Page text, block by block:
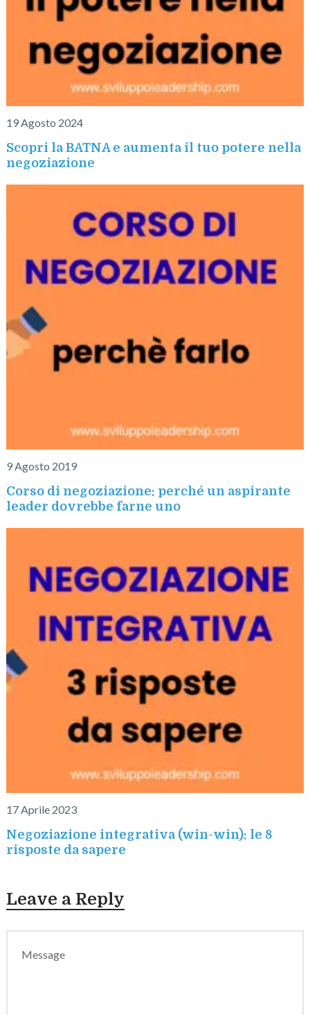
19 Agosto 2024
Scopri la BATNA e aumenta il tuo potere nella
negoziazione
9 Agosto 2019
Corso di negoziazione: perché un aspirante
leader dovrebbe farne uno
17 Aprile 2023
Negoziazione integrativa (win-win): le 8
risposte da sapere
Leave a Reply